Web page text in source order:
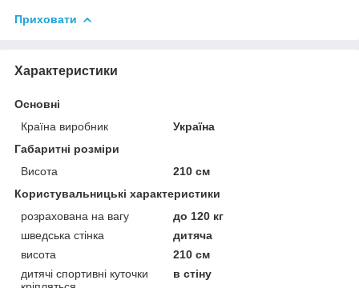
Приховати
Характеристики
Основні
Країна виробник
Україна
Габаритні розміри
Висота
210 см
Користувальницькі характеристики
розрахована на вагу
до 120 кг
шведська стінка
дитяча
висота
210 см
дитячі спортивні куточки
в стіну